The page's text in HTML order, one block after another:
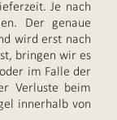
Je nach
Der genaue
wird erst nach
bringen wir es
im Falle der
Verluste beim
innerhalb von